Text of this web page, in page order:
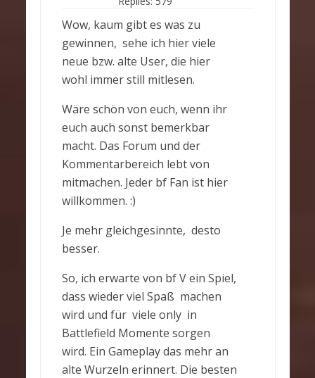
Wow, kaum gibt es was zu
gewinnen, sehe ich hier viele
neue bzw. alte User, die hier
wohl immer still mitlesen.
Wäre schön von euch, wenn ihr
euch auch sonst bemerkbar
macht. Das Forum und der
Kommentarbereich lebt von
mitmachen. Jeder bf Fan ist hier
willkommen. :)
Je mehr gleichgesinnte, desto
besser.
So, ich erwarte von bf V ein Spiel,
dass wieder viel Spaß machen
wird und für viele only in
Battlefield Momente sorgen
wird. Ein Gameplay das mehr an
alte Wurzeln erinnert. Die besten